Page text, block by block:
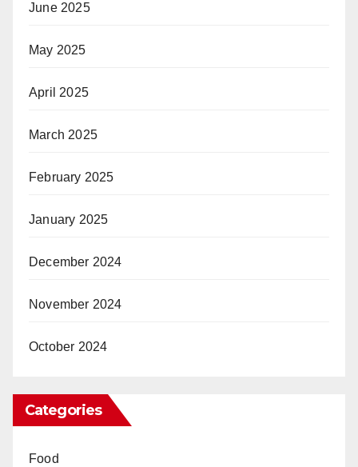
June 2025
May 2025
April 2025
March 2025
February 2025
January 2025
December 2024
November 2024
October 2024
Categories
Food